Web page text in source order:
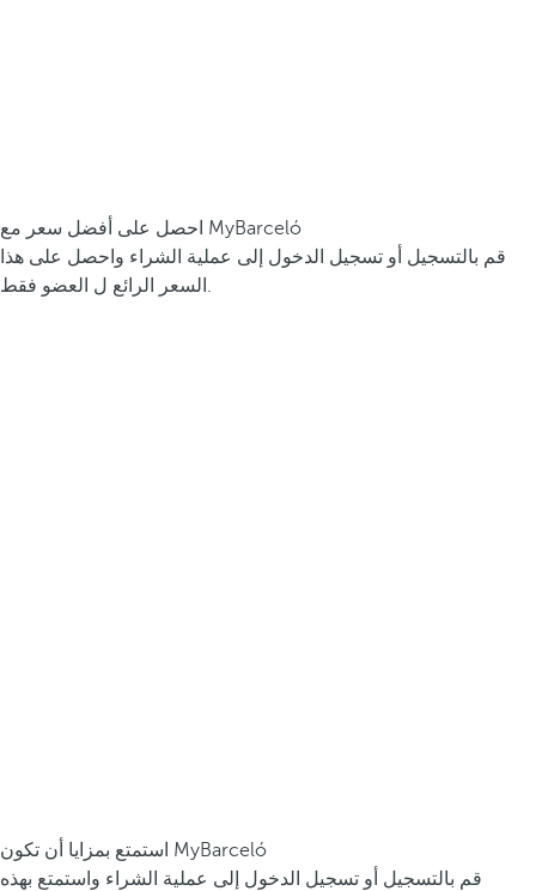
احصل على أفضل سعر مع MyBarceló
قم بالتسجيل أو تسجيل الدخول إلى عملية الشراء واحصل على هذا
السعر الرائع ل العضو فقط.
استمتع بمزايا أن تكون MyBarceló
قم بالتسجيل أو تسجيل الدخول إلى عملية الشراء واستمتع بهذه